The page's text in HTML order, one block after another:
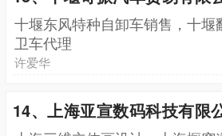
十堰东风特种自卸车销售，十
卫车代理
许爱华
14、上海亚宣数码科技有限